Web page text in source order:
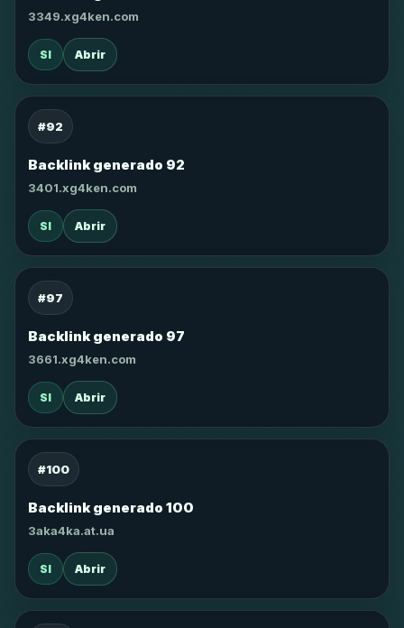
3349.xg4ken.com
SI Abrir
#92
Backlink generado 92
3401.xg4ken.com
SI Abrir
#97
Backlink generado 97
3661.xg4ken.com
SI Abrir
#100
Backlink generado 100
3aka4ka.at.ua
SI Abrir